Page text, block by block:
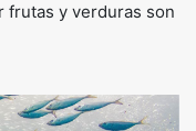
frutas y verduras son